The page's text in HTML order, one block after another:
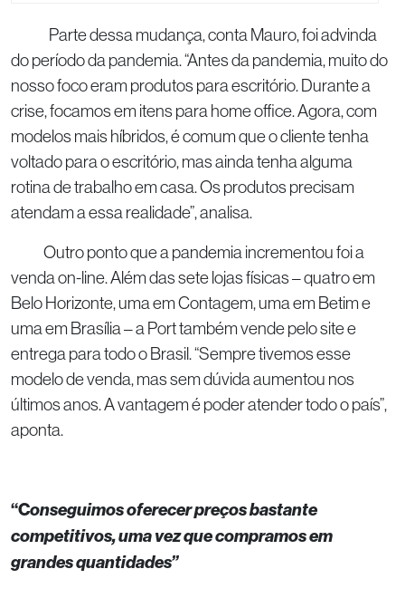
Parte dessa mudança, conta Mauro, foi advinda
do período da pandemia. “Antes da pandemia, muito do
nosso foco eram produtos para escritório. Durante a
crise, focamos em itens para home office. Agora, com
modelos mais híbridos, é comum que o cliente tenha
voltado para o escritório, mas ainda tenha alguma
rotina de trabalho em casa. Os produtos precisam
atendam a essa realidade”, analisa.
Outro ponto que a pandemia incrementou foi a
venda on-line. Além das sete lojas físicas – quatro em
Belo Horizonte, uma em Contagem, uma em Betim e
uma em Brasília – a Port também vende pelo site e
entrega para todo o Brasil. “Sempre tivemos esse
modelo de venda, mas sem dúvida aumentou nos
últimos anos. A vantagem é poder atender todo o país”,
aponta.
“Conseguimos oferecer preços bastante
competitivos, uma vez que compramos em
grandes quantidades”